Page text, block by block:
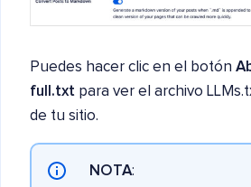
Puedes hacer clic en el botón
full.txt para ver el archivo
de tu sitio.
NOTA: